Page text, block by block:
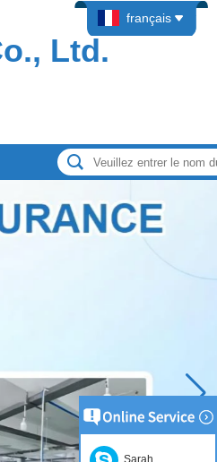
Ltd.
français
Sarah